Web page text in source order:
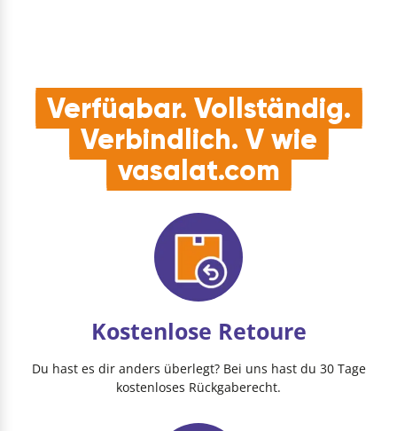
Verfügbar. Vollständig.
Verbindlich. V wie
vasalat.com
Kostenlose Retoure
Du hast es dir anders überlegt? Bei uns hast du 30 Tage
kostenloses Rückgaberecht.